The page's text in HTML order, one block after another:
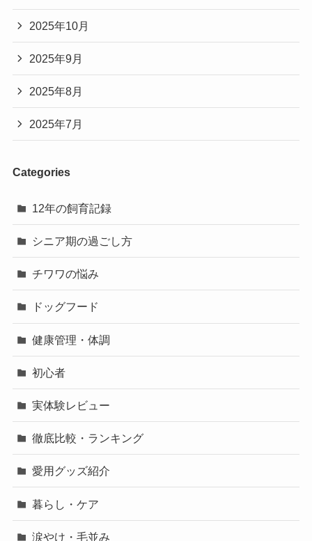
2025年10月
2025年9月
2025年8月
2025年7月
Categories
12年の飼育記録
シニア期の過ごし方
チワワの悩み
ドッグフード
健康管理・体調
初心者
実体験レビュー
徹底比較・ランキング
愛用グッズ紹介
暮らし・ケア
涙やけ・毛並み